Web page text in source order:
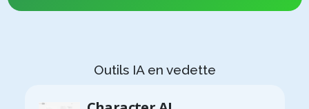
Outils IA en vedette